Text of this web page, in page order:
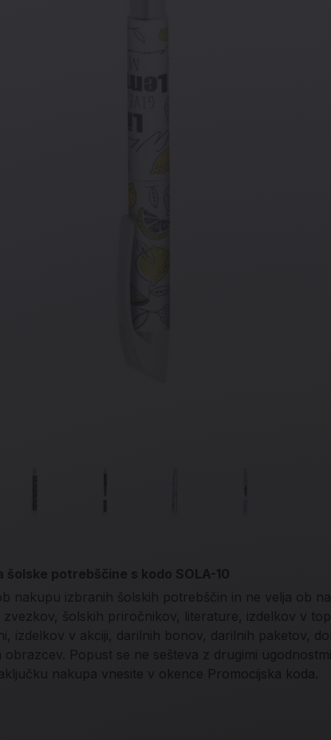
šolske potrebščine s kodo SOLA-10
nakupu izbranih šolskih potrebščin in ne velja ob
zvezkov, šolskih priročnikov, literature, izdelkov v
izdelkov v akciji, darilnih bonov, darilnih paketov,
obrazcev. Popust se ne sešteva z drugimi
nakupa vnesite v okence Promocijska koda.